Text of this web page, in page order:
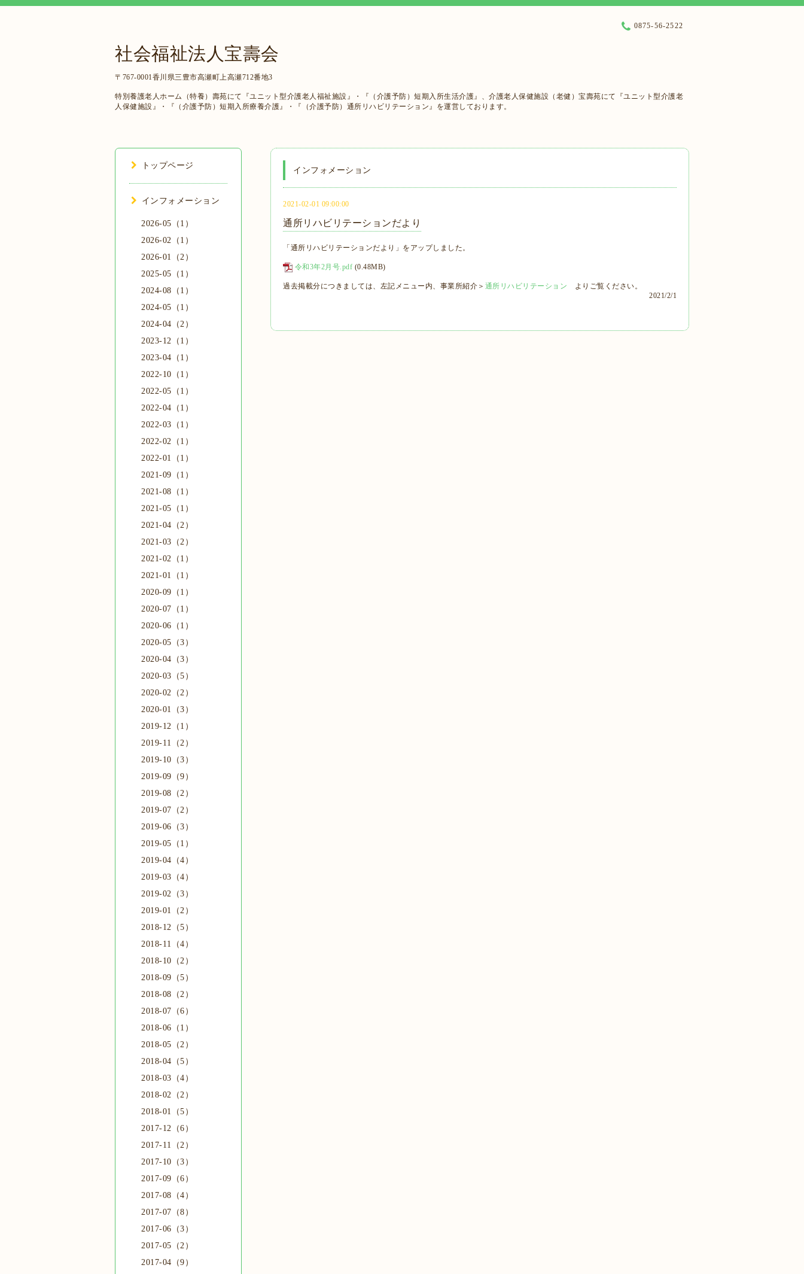
社会福祉法人宝壽会
〒767-0001香川県三豊市高瀬町上高瀬712番地3
特別養護老人ホーム（特養）壽苑にて『ユニット型介護老人福祉施設』・『（介護予防）短期入所生活介護』、介護老人保健施設（老健）宝壽苑にて『ユニット型介護老
人保健施設』・『（介護予防）短期入所療養介護』・『（介護予防）通所リハビリテーション』を運営しております。
0875-56-2522
インフォメーション
2021-02-01 09:00:00
通所リハビリテーションだより
「通所リハビリテーションだより」をアップしました。
令和3年2月号.pdf (0.48MB)
過去掲載分につきましては、左記メニュー内、事業所紹介＞ 通所リハビリテーション よりご覧ください。
2021/2/1
トップページ
インフォメーション
2026-05（1）
2026-02（1）
2026-01（2）
2025-05（1）
2024-08（1）
2024-05（1）
2024-04（2）
2023-12（1）
2023-04（1）
2022-10（1）
2022-05（1）
2022-04（1）
2022-03（1）
2022-02（1）
2022-01（1）
2021-09（1）
2021-08（1）
2021-05（1）
2021-04（2）
2021-03（2）
2021-02（1）
2021-01（1）
2020-09（1）
2020-07（1）
2020-06（1）
2020-05（3）
2020-04（3）
2020-03（5）
2020-02（2）
2020-01（3）
2019-12（1）
2019-11（2）
2019-10（3）
2019-09（9）
2019-08（2）
2019-07（2）
2019-06（3）
2019-05（1）
2019-04（4）
2019-03（4）
2019-02（3）
2019-01（2）
2018-12（5）
2018-11（4）
2018-10（2）
2018-09（5）
2018-08（2）
2018-07（6）
2018-06（1）
2018-05（2）
2018-04（5）
2018-03（4）
2018-02（2）
2018-01（5）
2017-12（6）
2017-11（2）
2017-10（3）
2017-09（6）
2017-08（4）
2017-07（8）
2017-06（3）
2017-05（2）
2017-04（9）